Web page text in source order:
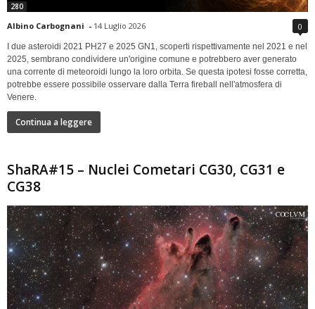
280
Albino Carbognani - 14 Luglio 2026 0
I due asteroidi 2021 PH27 e 2025 GN1, scoperti rispettivamente nel 2021 e nel
2025, sembrano condividere un'origine comune e potrebbero aver generato
una corrente di meteoroidi lungo la loro orbita. Se questa ipotesi fosse corretta,
potrebbe essere possibile osservare dalla Terra fireball nell'atmosfera di
Venere.
Continua a leggere
ShaRA#15 – Nuclei Cometari CG30, CG31 e
CG38